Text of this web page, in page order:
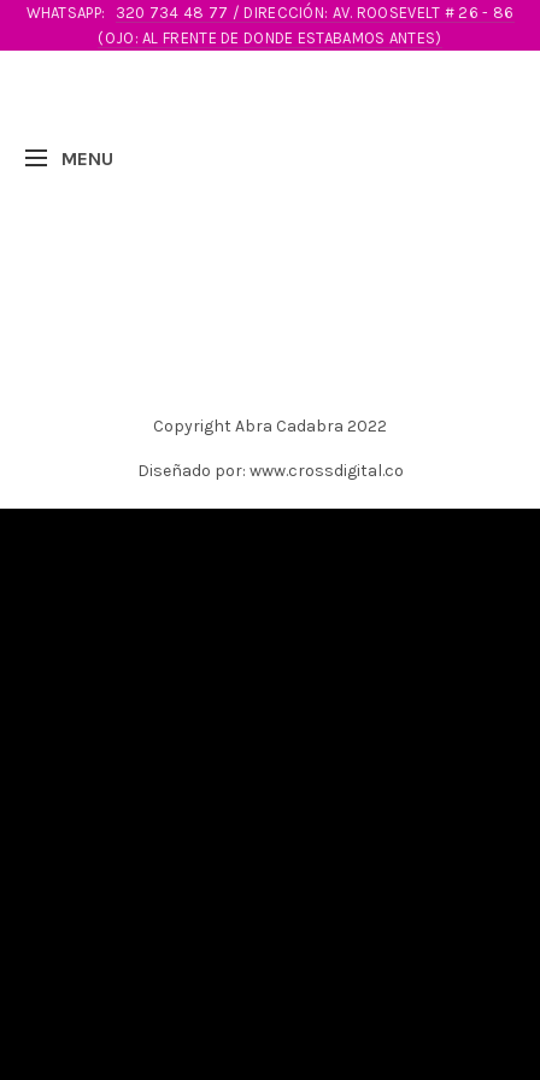
WHATSAPP:
320 734 48 77 / DIRECCIÓN: AV. ROOSEVELT # 26 - 86
(OJO: AL FRENTE DE DONDE ESTABAMOS ANTES)
Copyright Abra Cadabra 2022
Diseñado por: www.crossdigital.co